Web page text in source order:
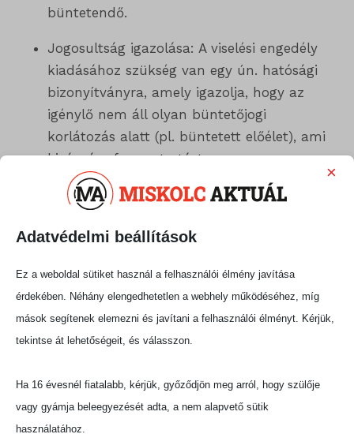
büntetendő.
Jogosultság igazolása: A viselési engedély
kiadásához szükség van egy ún. hatósági
bizonyítványra, amely igazolja, hogy az
igénylő nem áll olyan büntetőjogi
korlátozás alatt (pl. büntetett előélet), ami
kizárná a fegyvertartást.
Jogszabályi háttér
A gáz- és riasztófegyverek vásárlását, tartását és
viselését a 2004. évi XXIV. törvény szabályozza,
amely a lőfegyverekről és lőszerekről szól. A
törvény célja a közbiztonság védelme, a
visszaélések megelőzése, valamint az, hogy ezek
komoly riadalmat keltő – eszközök kizárólag
jogszerűen és felelősségteljesen kerüljenek
használatba.
Adatvédelmi beállítások
×
Ez a weboldal sütiket használ a felhasználói élmény javítása
érdekében. Néhány elengedhetetlen a webhely működéséhez, míg
mások segítenek elemezni és javítani a felhasználói élményt. Kérjük,
tekintse át lehetőségeit, és válasszon.
Ha 16 évesnél fiatalabb, kérjük, győződjön meg arról, hogy szülője
vagy gyámja beleegyezését adta, a nem alapvető sütik
használatához.